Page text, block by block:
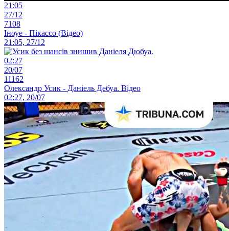
21:05
27/12
7108
Іноуе - Пікассо (Відео)
21:05, 27/12
02:27
20/07
11162
Олександр Усик - Даніель Дебуа. Відео
02:27, 20/07